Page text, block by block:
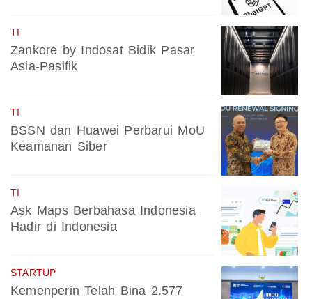
TI
Zankore by Indosat Bidik Pasar
Asia-Pasifik
TI
BSSN dan Huawei Perbarui MoU
Keamanan Siber
TI
Ask Maps Berbahasa Indonesia
Hadir di Indonesia
STARTUP
Kemenperin Telah Bina 2.577